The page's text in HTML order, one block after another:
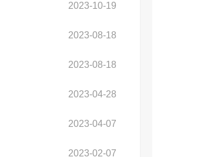
2023-10-19
2023-08-18
2023-08-18
2023-04-28
2023-04-07
2023-02-07